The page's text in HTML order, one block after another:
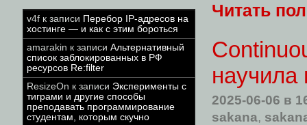
v4f к записи Перебор IP-адресов на
хостинге — и как с этим бороться
amarakin к записи Альтернативный
список заблокированных в РФ
ресурсов Re:filter
ResizeOn к записи Эксперименты с
тиграми и другие способы
преподавать программирование
студентам, которым скучно
Читать
научила
2025-06-06 в
sakana,